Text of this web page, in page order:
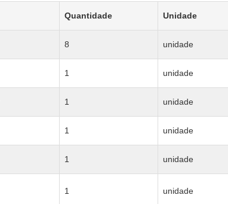
Quantidade Unidade
8 unidade
1 unidade
1 unidade
1 unidade
1 unidade
1 unidade